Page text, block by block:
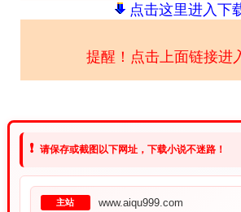
点击这里进入下
提醒！点击上面链接进
❗ 请保存或截图以下网址，下载小说不迷路！
主站 www.aiqu999.com